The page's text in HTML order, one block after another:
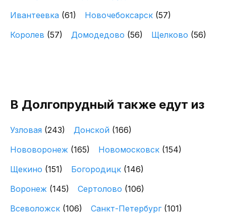
Ивантеевка (61) Новочебоксарск (57)
Королев (57) Домодедово (56) Щелково (56)
В Долгопрудный также едут из
Узловая (243) Донской (166)
Нововоронеж (165) Новомосковск (154)
Щекино (151) Богородицк (146)
Воронеж (145) Сертолово (106)
Всеволожск (106) Санкт-Петербург (101)